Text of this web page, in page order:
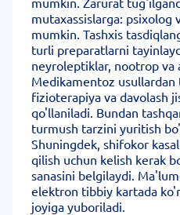
mutaxassislarga: psixolog
mumkin. Tashxis
turli preparatlarni
neyroleptiklar, nootrop va
Medikamentoz usullardan
fizioterapiya va davolash
qo'llaniladi. Bundan
turmush tarzini yuritish
Shuningdek, shifokor
qilish uchun kelish kerak
sanasini belgilaydi.
elektron tibbiy kartada
joyiga yuboriladi.